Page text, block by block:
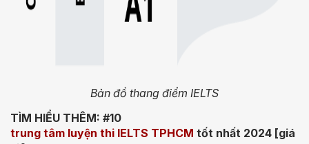
Bản đồ thang điểm IELTS
TÌM HIỂU THÊM: #10
trung tâm luyện thi IELTS TPHCM tốt nhất 2024 [giá